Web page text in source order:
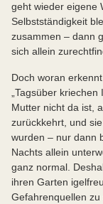
geht wieder eigene
Selbstständigkeit
zusammen – dann
sich allein
Doch woran
„Tagsüber
Mutter nicht da ist,
zurückkehrt, und
wurden – nur dann
Nachts allein
ganz normal.
ihren Garten
Gefahrenquellen zu